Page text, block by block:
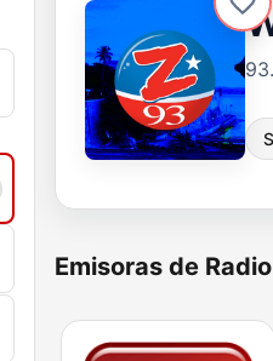
Emisoras de